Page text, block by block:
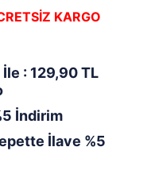
KARGO
: 129,90 TL
İndirim
İlave %5